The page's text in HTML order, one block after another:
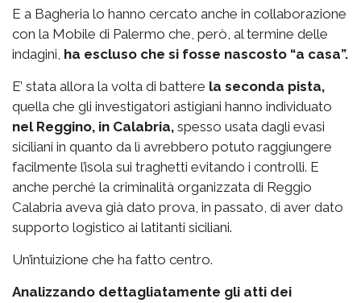
E a Bagheria lo hanno cercato anche in collaborazione
con la Mobile di Palermo che, però, al termine delle
indagini, ha escluso che si fosse nascosto “a casa”.
E’ stata allora la volta di battere la seconda pista,
quella che gli investigatori astigiani hanno individuato
nel Reggino, in Calabria, spesso usata dagli evasi
siciliani in quanto da lì avrebbero potuto raggiungere
facilmente l’isola sui traghetti evitando i controlli. E
anche perché la criminalità organizzata di Reggio
Calabria aveva già dato prova, in passato, di aver dato
supporto logistico ai latitanti siciliani.
Un’intuizione che ha fatto centro.
Analizzando dettagliatamente gli atti dei